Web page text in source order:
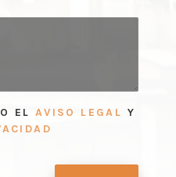
EL AVISO LEGAL Y